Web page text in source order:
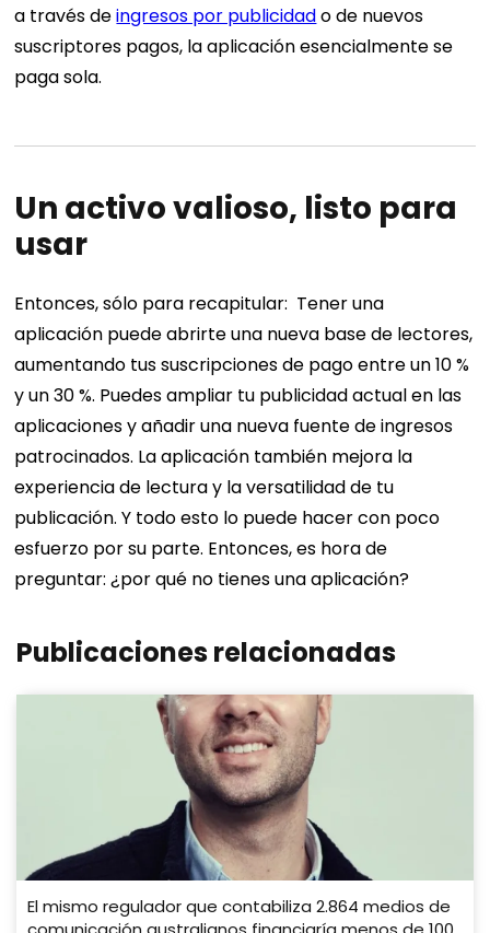
a través deingresos por publicidado de nuevos
suscriptores pagos, la aplicación esencialmente se
paga sola.
Un activo valioso, listo para
usar
Entonces, sólo para recapitular: Tener una
aplicación puede abrirte una nueva base de lectores,
aumentando tus suscripciones de pago entre un 10 %
y un 30 %. Puedes ampliar tu publicidad actual en las
aplicaciones y añadir una nueva fuente de ingresos
patrocinados. La aplicación también mejora la
experiencia de lectura y la versatilidad de tu
publicación.Y todo esto lo puede hacer con poco
esfuerzo por su parte. Entonces, es hora de
preguntar: ¿por qué no tienes una aplicación?
Publicaciones relacionadas
El mismo regulador que contabiliza 2.864 medios de